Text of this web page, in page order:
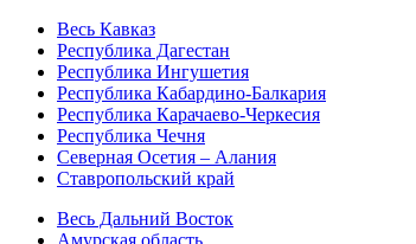
Весь Кавказ
Республика Дагестан
Республика Ингушетия
Республика Кабардино-Балкария
Республика Карачаево-Черкесия
Республика Чечня
Северная Осетия – Алания
Ставропольский край
Весь Дальний Восток
Амурская область